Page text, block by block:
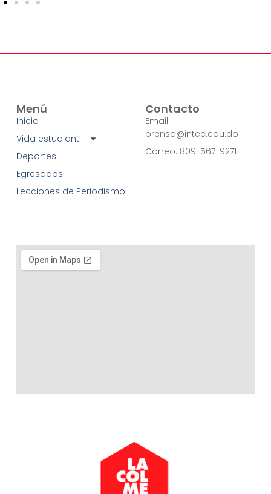
Menú
Inicio
Vida estudiantil
Deportes
Egresados
Lecciones de Periodismo
Contacto
Email:
prensa@intec.edu.do
Correo: 809-567-9271